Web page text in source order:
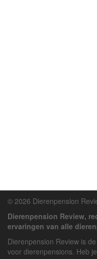
© 2026 Dierenpension
Dierenpension Review,
ervaringen van alle
Dierenpension Review is
voor dierenpensions. Heb